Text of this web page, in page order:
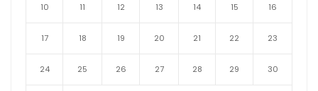
10 11 12 13 14 15 16
17 18 19 20 21 22 23
24 25 26 27 28 29 30